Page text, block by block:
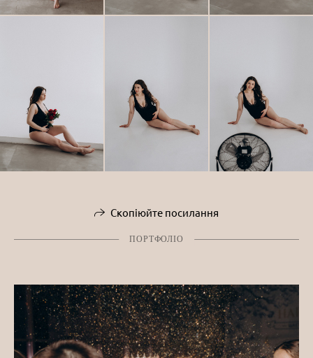
Скопіюйте посилання
ПОРТФОЛІО